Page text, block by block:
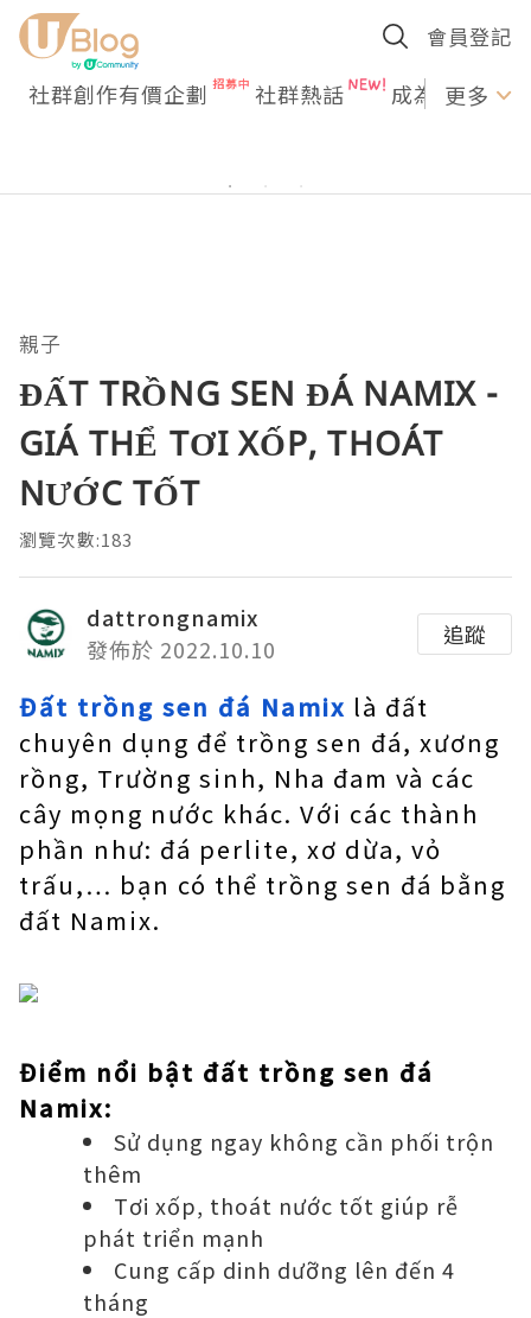
會員登記
社群創作有價企劃 社群熱話 成為U更多
親子
ĐẤT TRỒNG SEN ĐÁ NAMIX -
GIÁ THỂ TƠI XỐP, THOÁT
NƯỚC TỐT
瀏覽次數:183
dattrongnamix
發佈於 2022.10.10
追蹤
Đất trồng sen đá Namix là đất
chuyên dụng để trồng sen đá, xương
rồng, Trường sinh, Nha đam và các
cây mọng nước khác. Với các thành
phần như: đá perlite, xơ dừa, vỏ
trấu,… bạn có thể trồng sen đá bằng
đất Namix.
Điểm nổi bật đất trồng sen đá
Namix:
Sử dụng ngay không cần phối trộn
thêm
Tơi xốp, thoát nước tốt giúp rễ
phát triển mạnh
Cung cấp dinh dưỡng lên đến 4
tháng